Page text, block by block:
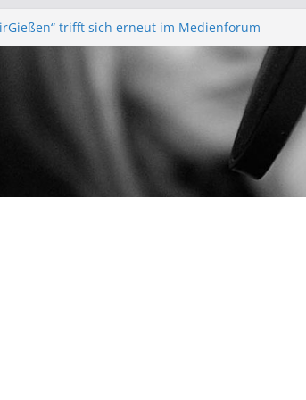
trifft sich erneut im Medienforum
– Anonyme Alkoholiker
– Bürgerfunkgruppen im Medienforum
Vorstands- und Mitgliederversammlung am
Gießen“ Trifft sich zur Finalisierung der